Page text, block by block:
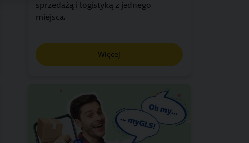
sprzedażą i logistyką z jednego
miejsca.
Więcej